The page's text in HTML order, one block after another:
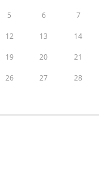
5 6 7
12 13 14
19 20 21
26 27 28